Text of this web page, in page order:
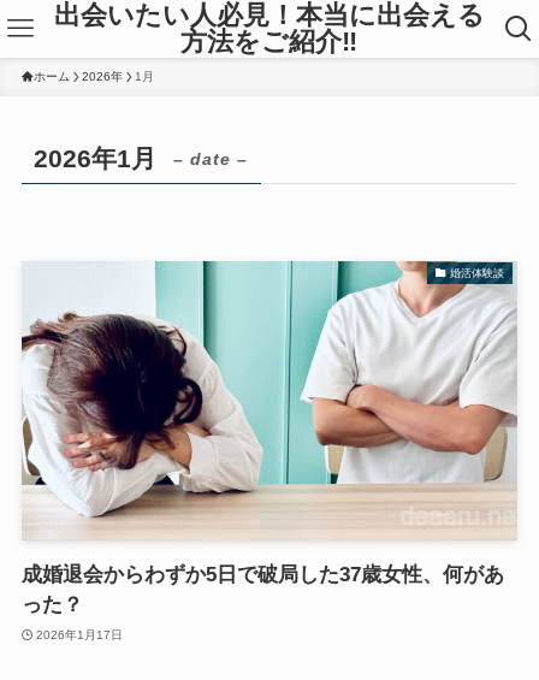
出会いたい人必見！本当に出会える
方法をご紹介‼
ホーム 2026年 1月
2026年1月 – date –
婚活体験談
成婚退会からわずか5日で破局した37歳女性、何があ
った？
2026年1月17日